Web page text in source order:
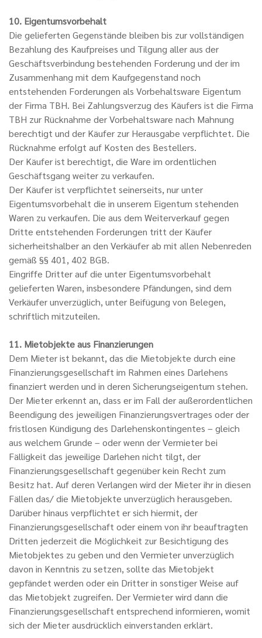
10. Eigentumsvorbehalt
Die gelieferten Gegenstände bleiben bis zur vollständigen
Bezahlung des Kaufpreises und Tilgung aller aus der
Geschäftsverbindung bestehenden Forderung und der im
Zusammenhang mit dem Kaufgegenstand noch
entstehenden Forderungen als Vorbehaltsware Eigentum
der Firma TBH. Bei Zahlungsverzug des Käufers ist die Firma
TBH zur Rücknahme der Vorbehaltsware nach Mahnung
berechtigt und der Käufer zur Herausgabe verpflichtet. Die
Rücknahme erfolgt auf Kosten des Bestellers.
Der Käufer ist berechtigt, die Ware im ordentlichen
Geschäftsgang weiter zu verkaufen.
Der Käufer ist verpflichtet seinerseits, nur unter
Eigentumsvorbehalt die in unserem Eigentum stehenden
Waren zu verkaufen. Die aus dem Weiterverkauf gegen
Dritte entstehenden Forderungen tritt der Käufer
sicherheitshalber an den Verkäufer ab mit allen Nebenreden
gemäß §§ 401, 402 BGB.
Eingriffe Dritter auf die unter Eigentumsvorbehalt
gelieferten Waren, insbesondere Pfändungen, sind dem
Verkäufer unverzüglich, unter Beifügung von Belegen,
schriftlich mitzuteilen.
11. Mietobjekte aus Finanzierungen
Dem Mieter ist bekannt, das die Mietobjekte durch eine
Finanzierungsgesellschaft im Rahmen eines Darlehens
finanziert werden und in deren Sicherungseigentum stehen.
Der Mieter erkennt an, dass er im Fall der außerordentlichen
Beendigung des jeweiligen Finanzierungsvertrages oder der
fristlosen Kündigung des Darlehenskontingentes – gleich
aus welchem Grunde – oder wenn der Vermieter bei
Fälligkeit das jeweilige Darlehen nicht tilgt, der
Finanzierungsgesellschaft gegenüber kein Recht zum
Besitz hat. Auf deren Verlangen wird der Mieter ihr in diesen
Fällen das/ die Mietobjekte unverzüglich herausgeben.
Darüber hinaus verpflichtet er sich hiermit, der
Finanzierungsgesellschaft oder einem von ihr beauftragten
Dritten jederzeit die Möglichkeit zur Besichtigung des
Mietobjektes zu geben und den Vermieter unverzüglich
davon in Kenntnis zu setzen, sollte das Mietobjekt
gepfändet werden oder ein Dritter in sonstiger Weise auf
das Mietobjekt zugreifen. Der Vermieter wird dann die
Finanzierungsgesellschaft entsprechend informieren, womit
sich der Mieter ausdrücklich einverstanden erklärt.